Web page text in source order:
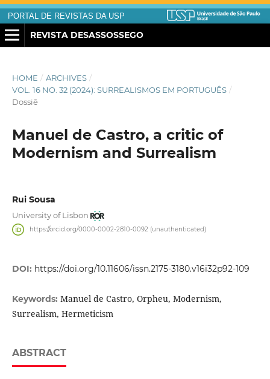
PORTAL DE REVISTAS DA USP
REVISTA DESASSOSSEGO
HOME / ARCHIVES /
VOL. 16 NO. 32 (2024): SURREALISMOS EM PORTUGUÊS /
Dossiê
Manuel de Castro, a critic of
Modernism and Surrealism
Rui Sousa
University of Lisbon
https://orcid.org/0000-0002-2810-0092 (unauthenticated)
DOI: https://doi.org/10.11606/issn.2175-3180.v16i32p92-109
Keywords: Manuel de Castro, Orpheu, Modernism,
Surrealism, Hermeticism
ABSTRACT